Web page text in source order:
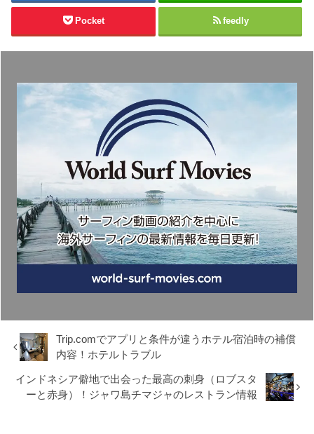
Pocket feedly
Trip.comでアプリと条件が違うホテル宿泊時の補償
内容！ホテルトラブル
インドネシア僻地で出会った最高の刺身（ロブスタ
ーと赤身）！ジャワ島チマジャのレストラン情報